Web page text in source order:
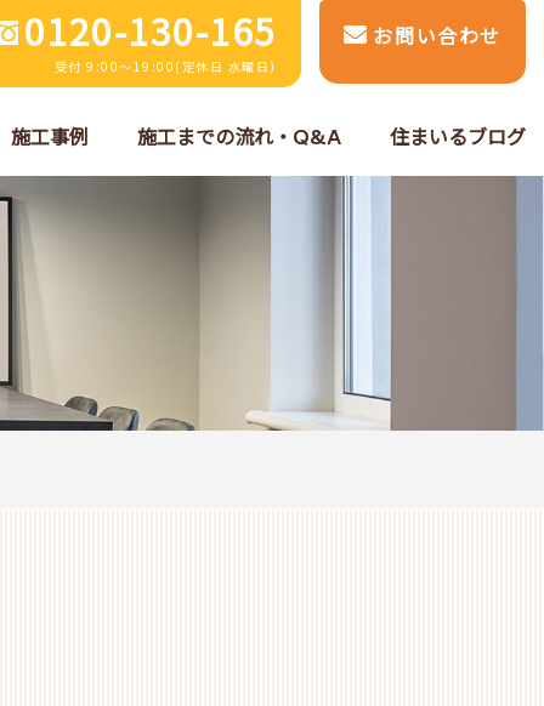
0120-130-165
受付 9:00～19:00(定休日 水曜日)
お問い合わせ
施工事例 施工までの流れ・Q&A 住まいるブログ